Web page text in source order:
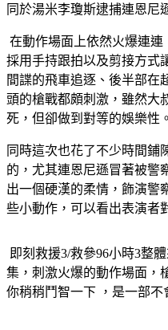
同於湯米李瓊斯逮捕連恩尼
在動作場面上依然火爆連連
採用手持跟拍以及剪接方式
間諜的飛車追逐、後半部在
頭的槍戰都頗刺激，雖然大
死，但卻做到對等的娛樂性。
同時這次也花了不少時間鋪
的，尤其連恩尼遜冒著被警
出一個硬漢的柔情，飾演警
些小動作，可以看出表演者
即刻救援3/救參96小時3整
集，刺激火爆的動作場面，
你稍稍鬥智一下 ，是一部不